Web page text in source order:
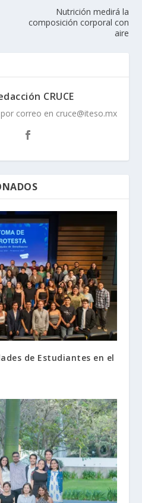
Nutrición medirá la
composición corporal con
aire
CRUCE
correo en cruce@iteso.mx
de Estudiantes en el